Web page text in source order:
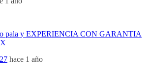
pala y EXPERIENCIA CON GARANTIA
hace 1 año